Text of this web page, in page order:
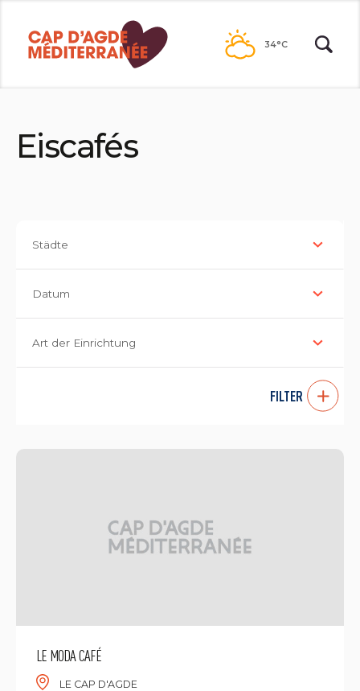
Inhalt
34°C
Eiscafés
Städte
Datum
Art der Einrichtung
FILTER
LE MODA CAFÉ
LE CAP D'AGDE